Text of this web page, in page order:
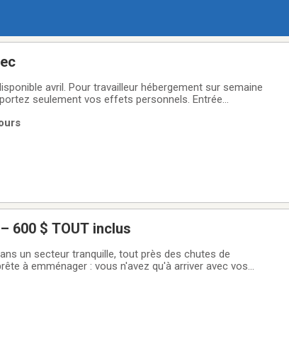
avril. Pour travailleur hébergement sur semaine
seulement vos effets personnels. Entrée
600 $ TOUT inclus
un secteur tranquille, tout près des chutes de
à emménager : vous n'avez qu'à arriver avec vos